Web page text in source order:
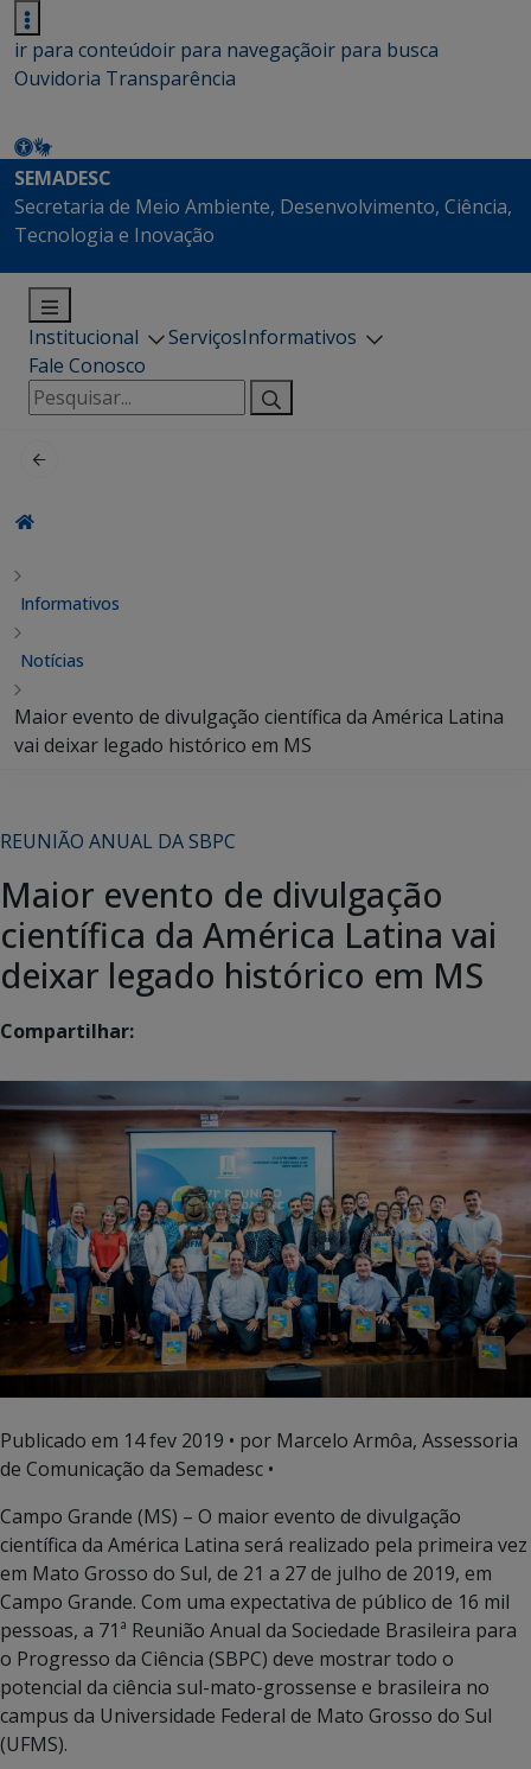
ir para conteúdoir para navegaçãoir para busca
Ouvidoria Transparência
SEMADESC
Secretaria de Meio Ambiente, Desenvolvimento, Ciência,
Tecnologia e Inovação
Institucional ServiçosInformativos
Fale Conosco
Pesquisar
por:
Informativos
Notícias
Maior evento de divulgação científica da América Latina
vai deixar legado histórico em MS
REUNIÃO ANUAL DA SBPC
Maior evento de divulgação
científica da América Latina vai
deixar legado histórico em MS
Compartilhar:
Publicado em 14 fev 2019 • por Marcelo Armôa, Assessoria
de Comunicação da Semadesc •
Campo Grande (MS) – O maior evento de divulgação
científica da América Latina será realizado pela primeira vez
em Mato Grosso do Sul, de 21 a 27 de julho de 2019, em
Campo Grande. Com uma expectativa de público de 16 mil
pessoas, a 71ª Reunião Anual da Sociedade Brasileira para
o Progresso da Ciência (SBPC) deve mostrar todo o
potencial da ciência sul-mato-grossense e brasileira no
campus da Universidade Federal de Mato Grosso do Sul
(UFMS).